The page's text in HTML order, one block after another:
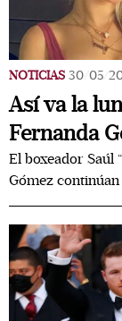
NOTICIAS 30/05/
Así va la
Fernanda
El boxeador Saúl
Gómez